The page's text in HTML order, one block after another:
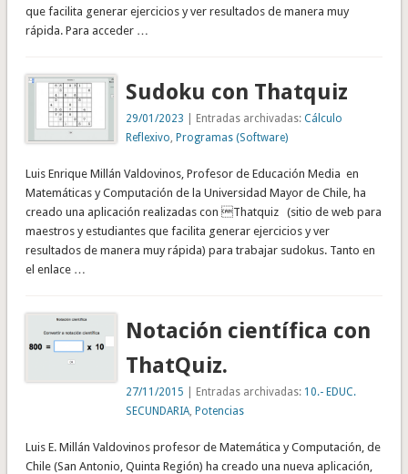
que facilita generar ejercicios y ver resultados de manera muy
rápida. Para acceder …
Sudoku con Thatquiz
29/01/2023 | Entradas archivadas:Cálculo
Reflexivo ,Programas (Software)
Luis Enrique Millán Valdovinos, Profesor de Educación Media en
Matemáticas y Computación de la Universidad Mayor de Chile, ha
creado una aplicación realizadas con Thatquiz (sitio de web para
maestros y estudiantes que facilita generar ejercicios y ver
resultados de manera muy rápida) para trabajar sudokus. Tanto en
el enlace …
Notación científica con
ThatQuiz.
27/11/2015 | Entradas archivadas: 10.- EDUC.
SECUNDARIA ,Potencias
Luis E. Millán Valdovinos profesor de Matemática y Computación, de
Chile (San Antonio, Quinta Región) ha creado una nueva aplicación,